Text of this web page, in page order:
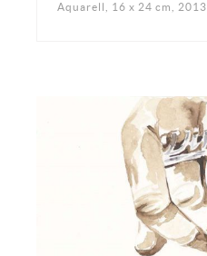
Aquarell, 16 x 24 cm, 2013